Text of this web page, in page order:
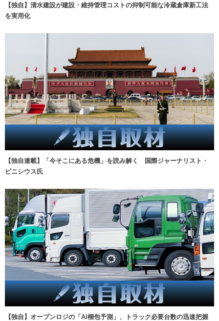
【独自】清水建設が建設・維持管理コストの抑制可能な冷蔵倉庫新工法
を実用化
【独自連載】「今そこにある危機」を読み解く 国際ジャーナリスト・
ビニシウス氏
【独自】オープンロジの「AI梱包予測」、トラック必要台数の迅速把握